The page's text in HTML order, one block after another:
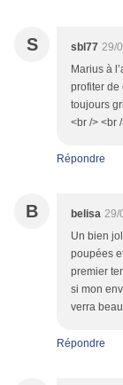
S sbl77 29/
Marius à
profiter de
toujours
<br /> <br
Répondre
B belisa 29/
Un bien
poupées
premier
si mon
verra
Répondre